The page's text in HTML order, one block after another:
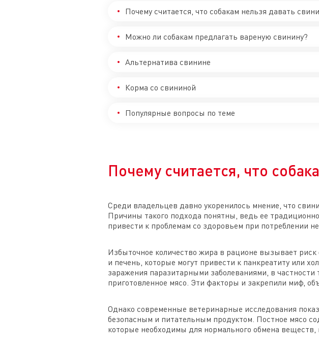
Почему считается, что собакам нельзя давать
Можно ли собакам предлагать вареную свинину?
Альтернатива свинине
Корма со свининой
Популярные вопросы по теме
Почему считается, что
Среди владельцев давно укоренилось мнение, что
Причины такого подхода понятны, ведь ее
привести к проблемам со здоровьем при потреблении
Избыточное количество жира в рационе вызывает
и печень, которые могут привести к панкреатиту или
заражения паразитарными заболеваниями, в
приготовленное мясо. Эти факторы и закрепили миф,
Однако современные ветеринарные исследования
безопасным и питательным продуктом. Постное мясо
которые необходимы для нормального обмена